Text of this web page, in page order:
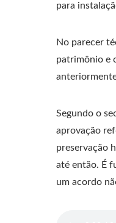
para
No parecer
patrimônio e
Segundo o
aprovação
preservação
até então. É
um acordo